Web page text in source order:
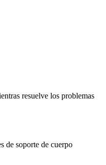
resuelve los problemas
de soporte de cuerpo